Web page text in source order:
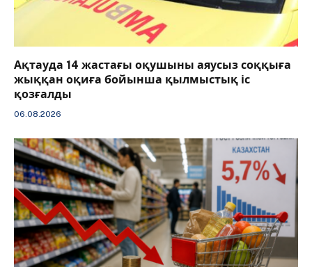
Ақтауда 14 жастағы оқушыны аяусыз соққыға
жыққан оқиға бойынша қылмыстық іс
қозғалды
06.08.2026